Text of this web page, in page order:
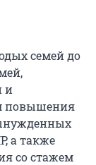
семей до
и
повышения
а также
со стажем